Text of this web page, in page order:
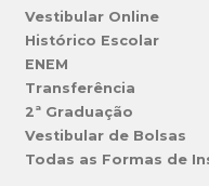
Vestibular Online
Histórico Escolar
ENEM
Transferência
2ª Graduação
Vestibular de Bolsas
Todas as Formas de